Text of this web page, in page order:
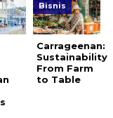
Bisnis
Carrageenan:
Sustainability
From Farm
to Table